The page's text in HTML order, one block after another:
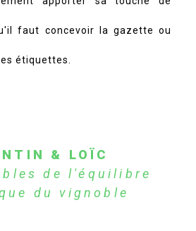
faut concevoir la gazette ou
étiquettes.
& LOÏC
de l'équilibre
du vignoble